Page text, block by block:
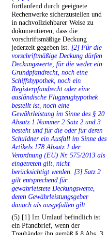
fortlaufend durch geeignete
Rechenwerke sicherzustellen und
in nachvollziehbarer Weise zu
dokumentieren, dass die
vorschriftsmäßige Deckung
jederzeit gegeben ist. [2] Für die
vorschriftmäßige Deckung dürfen
Deckungswerte, für die weder ein
Grundpfandrecht, noch eine
Schiffshypothek, noch ein
Registerpfandrecht oder eine
ausländische Flugzeughypothek
bestellt ist, noch eine
Gewährleistung im Sinne des § 20
Absatz 1 Nummer 2 Satz 2 und 3
besteht und für die oder für deren
Schuldner ein Ausfall im Sinne des
Artikels 178 Absatz 1 der
Verordnung (EU) Nr. 575/2013 als
eingetreten gilt, nicht
berücksichtigt werden. [3] Satz 2
gilt entsprechend für
gewährleistete Deckungswerte,
deren Gewährleistungsgeber
danach als ausgefallen gilt.
(5) [1] Im Umlauf befindlich ist
ein Pfandbrief, wenn der